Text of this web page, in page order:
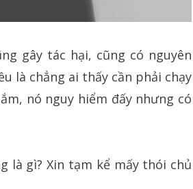
gây tác hại, cũng có nguyên
là chẳng ai thấy cần phải chạy
nó nguy hiểm đấy nhưng có
là gì? Xin tạm kể mấy thói chủ